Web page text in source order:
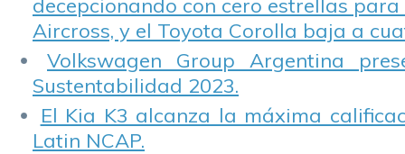
decepcionando con cero estrellas para
Aircross, y el Toyota Corolla baja a
Volkswagen Group Argentina
Sustentabilidad 2023.
El Kia K3 alcanza la máxima
Latin NCAP.